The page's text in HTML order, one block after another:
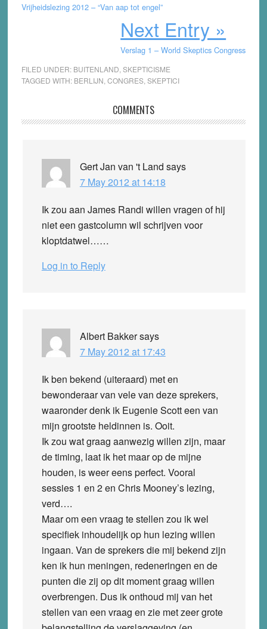
Vrijheidslezing 2012 – “Van aap tot engel”
Next Entry »
Verslag 1 – World Skeptics Congress
FILED UNDER: BUITENLAND SKEPTICISME
TAGGED WITH: BERLIJN CONGRES, SKEPTICI
Interactions
COMMENTS
Gert Jan van 't Land says
7 May 2012 at 14:18
Ik zou aan James Randi willen vragen of hij
niet een gastcolumn wil schrijven voor
kloptdatwel……
Log in to Reply
Albert Bakkersays
7 May 2012 at 17:43
Ik ben bekend (uiteraard) met en
bewonderaar van vele van deze sprekers,
waaronder denk ik Eugenie Scott een van
mijn grootste heldinnen is. Ooit.
Ik zou wat graag aanwezig willen zijn, maar
de timing, laat ik het maar op de mijne
houden, is weer eens perfect. Vooral
sessies 1 en 2 en Chris Mooney’s lezing,
verd….
Maar om een vraag te stellen zou ik wel
specifiek inhoudelijk op hun lezing willen
ingaan. Van de sprekers die mij bekend zijn
ken ik hun meningen, redeneringen en de
punten die zij op dit moment graag willen
overbrengen. Dus ik onthoud mij van het
stellen van een vraag en zie met zeer grote